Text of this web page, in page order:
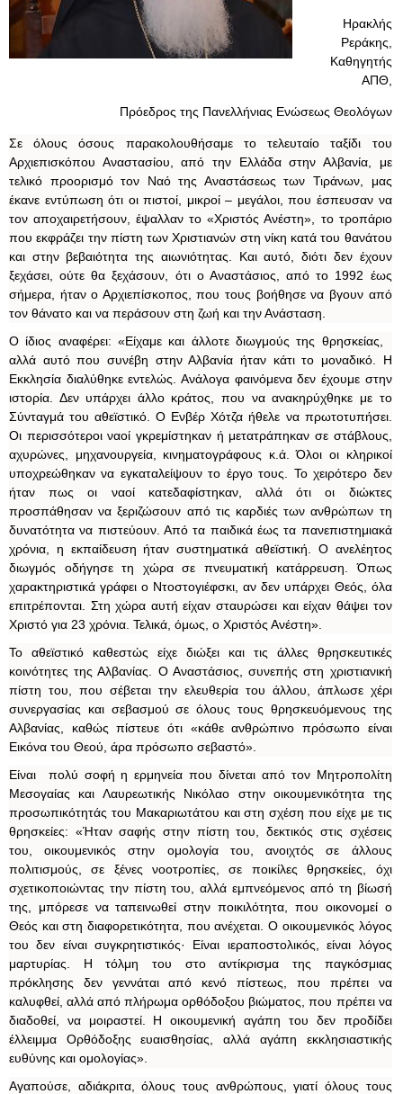
Ηρακλής
Ρεράκης,
Καθηγητής
ΑΠΘ,
Πρόεδρος της Πανελλήνιας Ενώσεως Θεολόγων
Σε όλους όσους παρακολουθήσαμε το τελευταίο ταξίδι του
Αρχιεπισκόπου Αναστασίου, από την Ελλάδα στην Αλβανία, με
τελικό προορισμό τον Ναό της Αναστάσεως των Τιράνων, μας
έκανε εντύπωση ότι οι πιστοί, μικροί – μεγάλοι, που έσπευσαν να
τον αποχαιρετήσουν, έψαλλαν το «Χριστός Ανέστη», το τροπάριο
που εκφράζει την πίστη των Χριστιανών στη νίκη κατά του θανάτου
και στην βεβαιότητα της αιωνιότητας. Και αυτό, διότι δεν έχουν
ξεχάσει, ούτε θα ξεχάσουν, ότι ο Αναστάσιος, από το 1992 έως
σήμερα, ήταν ο Αρχιεπίσκοπος, που τους βοήθησε να βγουν από
τον θάνατο και να περάσουν στη ζωή και την Ανάσταση.
Ο ίδιος αναφέρει: «Είχαμε και άλλοτε διωγμούς της θρησκείας,
αλλά αυτό που συνέβη στην Αλβανία ήταν κάτι το μοναδικό. Η
Εκκλησία διαλύθηκε εντελώς. Ανάλογα φαινόμενα δεν έχουμε στην
ιστορία. Δεν υπάρχει άλλο κράτος, που να ανακηρύχθηκε με το
Σύνταγμά του αθεϊστικό. Ο Ενβέρ Χότζα ήθελε να πρωτοτυπήσει.
Οι περισσότεροι ναοί γκρεμίστηκαν ή μετατράπηκαν σε στάβλους,
αχυρώνες, μηχανουργεία, κινηματογράφους κ.ά. Όλοι οι κληρικοί
υποχρεώθηκαν να εγκαταλείψουν το έργο τους. Το χειρότερο δεν
ήταν πως οι ναοί κατεδαφίστηκαν, αλλά ότι οι διώκτες
προσπάθησαν να ξεριζώσουν από τις καρδιές των ανθρώπων τη
δυνατότητα να πιστεύουν. Από τα παιδικά έως τα πανεπιστημιακά
χρόνια, η εκπαίδευση ήταν συστηματικά αθεϊστική. Ο ανελέητος
διωγμός οδήγησε τη χώρα σε πνευματική κατάρρευση. Όπως
χαρακτηριστικά γράφει ο Ντοστογιέφσκι, αν δεν υπάρχει Θεός, όλα
επιτρέπονται. Στη χώρα αυτή είχαν σταυρώσει και είχαν θάψει τον
Χριστό για 23 χρόνια. Τελικά, όμως, ο Χριστός Ανέστη».
Το αθεϊστικό καθεστώς είχε διώξει και τις άλλες θρησκευτικές
κοινότητες της Αλβανίας. Ο Αναστάσιος, συνεπής στη χριστιανική
πίστη του, που σέβεται την ελευθερία του άλλου, άπλωσε χέρι
συνεργασίας και σεβασμού σε όλους τους θρησκευόμενους της
Αλβανίας, καθώς πίστευε ότι «κάθε ανθρώπινο πρόσωπο είναι
Εικόνα του Θεού, άρα πρόσωπο σεβαστό».
Είναι πολύ σοφή η ερμηνεία που δίνεται από τον Μητροπολίτη
Μεσογαίας και Λαυρεωτικής Νικόλαο στην οικουμενικότητα της
προσωπικότητάς του Μακαριωτάτου και στη σχέση που είχε με τις
θρησκείες: «Ήταν σαφής στην πίστη του, δεκτικός στις σχέσεις
του, οικουμενικός στην ομολογία του, ανοιχτός σε άλλους
πολιτισμούς, σε ξένες νοοτροπίες, σε ποικίλες θρησκείες, όχι
σχετικοποιώντας την πίστη του, αλλά εμπνεόμενος από τη βίωσή
της, μπόρεσε να ταπεινωθεί στην ποικιλότητα, που οικονομεί ο
Θεός και στη διαφορετικότητα, που ανέχεται. Ο οικουμενικός λόγος
του δεν είναι συγκρητιστικός· Είναι ιεραποστολικός, είναι λόγος
μαρτυρίας. Η τόλμη του στο αντίκρισμα της παγκόσμιας
πρόκλησης δεν γεννάται από κενό πίστεως, που πρέπει να
καλυφθεί, αλλά από πλήρωμα ορθόδοξου βιώματος, που πρέπει να
διαδοθεί, να μοιραστεί. Η οικουμενική αγάπη του δεν προδίδει
έλλειμμα Ορθόδοξης ευαισθησίας, αλλά αγάπη εκκλησιαστικής
ευθύνης και ομολογίας».
Αγαπούσε, αδιάκριτα, όλους τους ανθρώπους, γιατί όλους τους